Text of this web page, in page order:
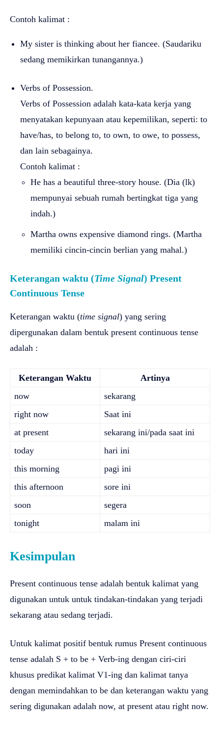
Contoh kalimat :
My sister is thinking about her fiancee. (Saudariku
sedang memikirkan tunangannya.)
Verbs of Possession.
Verbs of Possession adalah kata-kata kerja yang
menyatakan kepunyaan atau kepemilikan, seperti: to
have/has, to belong to, to own, to owe, to possess,
dan lain sebagainya.
Contoh kalimat :
He has a beautiful three-story house. (Dia (lk)
mempunyai sebuah rumah bertingkat tiga yang
indah.)
Martha owns expensive diamond rings. (Martha
memiliki cincin-cincin berlian yang mahal.)
Keterangan waktu (Time Signal) Present
Continuous Tense
Keterangan waktu (time signal) yang sering
dipergunakan dalam bentuk present continuous tense
adalah :
Keterangan Waktu
Artinya
now
sekarang
right now
Saat ini
at present
sekarang ini/pada saat ini
today
hari ini
this morning
pagi ini
this afternoon
sore ini
soon
segera
tonight
malam ini
Kesimpulan
Present continuous tense adalah bentuk kalimat yang
digunakan untuk untuk tindakan-tindakan yang terjadi
sekarang atau sedang terjadi.
Untuk kalimat positif bentuk rumus Present continuous
tense adalah S + to be + Verb-ing dengan ciri-ciri
khusus predikat kalimat V1-ing dan kalimat tanya
dengan memindahkan to be dan keterangan waktu yang
sering digunakan adalah now, at present atau right now.